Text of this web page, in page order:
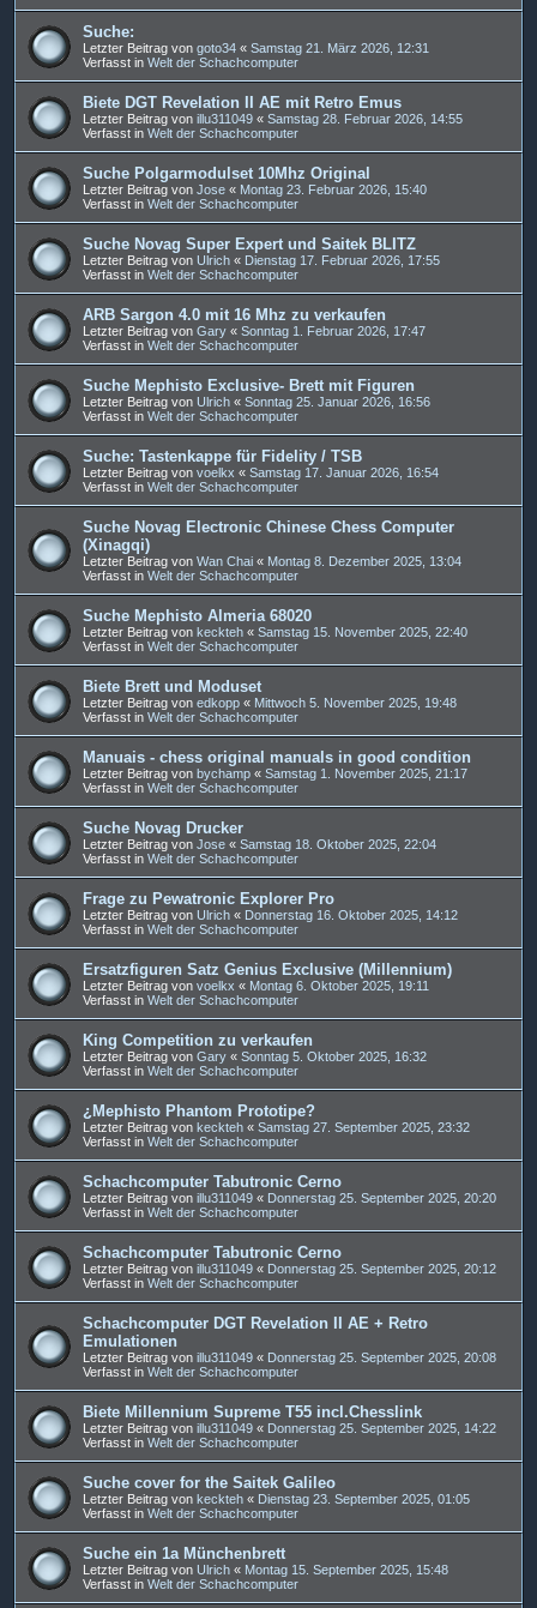
Suche:
Letzter Beitrag von goto34 « Samstag 21. März 2026, 12:31
Verfasst in Welt der Schachcomputer
Biete DGT Revelation II AE mit Retro Emus
Letzter Beitrag von illu311049 « Samstag 28. Februar 2026, 14:55
Verfasst in Welt der Schachcomputer
Suche Polgarmodulset 10Mhz Original
Letzter Beitrag von Jose « Montag 23. Februar 2026, 15:40
Verfasst in Welt der Schachcomputer
Suche Novag Super Expert und Saitek BLITZ
Letzter Beitrag von Ulrich « Dienstag 17. Februar 2026, 17:55
Verfasst in Welt der Schachcomputer
ARB Sargon 4.0 mit 16 Mhz zu verkaufen
Letzter Beitrag von Gary « Sonntag 1. Februar 2026, 17:47
Verfasst in Welt der Schachcomputer
Suche Mephisto Exclusive- Brett mit Figuren
Letzter Beitrag von Ulrich « Sonntag 25. Januar 2026, 16:56
Verfasst in Welt der Schachcomputer
Suche: Tastenkappe für Fidelity / TSB
Letzter Beitrag von voelkx « Samstag 17. Januar 2026, 16:54
Verfasst in Welt der Schachcomputer
Suche Novag Electronic Chinese Chess Computer
(Xinagqi)
Letzter Beitrag von Wan Chai « Montag 8. Dezember 2025, 13:04
Verfasst in Welt der Schachcomputer
Suche Mephisto Almeria 68020
Letzter Beitrag von keckteh « Samstag 15. November 2025, 22:40
Verfasst in Welt der Schachcomputer
Biete Brett und Moduset
Letzter Beitrag von edkopp « Mittwoch 5. November 2025, 19:48
Verfasst in Welt der Schachcomputer
Manuais - chess original manuals in good condition
Letzter Beitrag von bychamp « Samstag 1. November 2025, 21:17
Verfasst in Welt der Schachcomputer
Suche Novag Drucker
Letzter Beitrag von Jose « Samstag 18. Oktober 2025, 22:04
Verfasst in Welt der Schachcomputer
Frage zu Pewatronic Explorer Pro
Letzter Beitrag von Ulrich « Donnerstag 16. Oktober 2025, 14:12
Verfasst in Welt der Schachcomputer
Ersatzfiguren Satz Genius Exclusive (Millennium)
Letzter Beitrag von voelkx « Montag 6. Oktober 2025, 19:11
Verfasst in Welt der Schachcomputer
King Competition zu verkaufen
Letzter Beitrag von Gary « Sonntag 5. Oktober 2025, 16:32
Verfasst in Welt der Schachcomputer
¿Mephisto Phantom Prototipe?
Letzter Beitrag von keckteh « Samstag 27. September 2025, 23:32
Verfasst in Welt der Schachcomputer
Schachcomputer Tabutronic Cerno
Letzter Beitrag von illu311049 « Donnerstag 25. September 2025, 20:20
Verfasst in Welt der Schachcomputer
Schachcomputer Tabutronic Cerno
Letzter Beitrag von illu311049 « Donnerstag 25. September 2025, 20:12
Verfasst in Welt der Schachcomputer
Schachcomputer DGT Revelation II AE + Retro
Emulationen
Letzter Beitrag von illu311049 « Donnerstag 25. September 2025, 20:08
Verfasst in Welt der Schachcomputer
Biete Millennium Supreme T55 incl.Chesslink
Letzter Beitrag von illu311049 « Donnerstag 25. September 2025, 14:22
Verfasst in Welt der Schachcomputer
Suche cover for the Saitek Galileo
Letzter Beitrag von keckteh « Dienstag 23. September 2025, 01:05
Verfasst in Welt der Schachcomputer
Suche ein 1a Münchenbrett
Letzter Beitrag von Ulrich « Montag 15. September 2025, 15:48
Verfasst in Welt der Schachcomputer